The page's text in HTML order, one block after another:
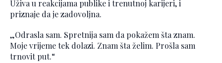
Uživa u reakcijama publike i trenutnoj karijeri, i
priznaje da je zadovoljna.
„Odrasla sam. Spretniја sam da pokažem šta znam.
Moje vrijeme tek dolazi. Znam šta želim. Prošla sam
trnovit put.“